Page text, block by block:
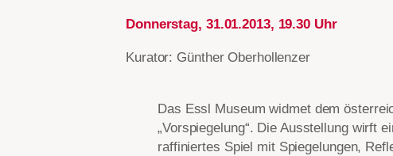
Donnerstag, 31.01.2013, 19.30 Uhr
Kurator: Günther Oberhollenzer
Das Essl Museum widmet dem
„Vorspiegelung“. Die Ausstellung wirft
raffiniertes Spiel mit Spiegelungen,